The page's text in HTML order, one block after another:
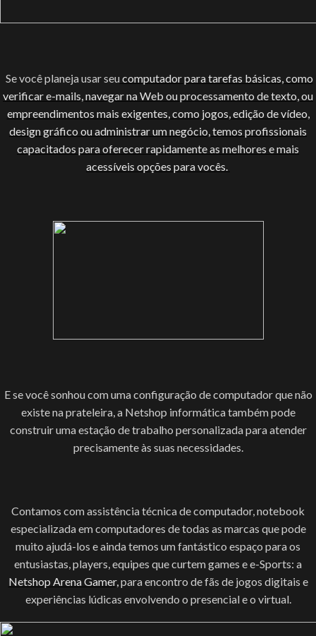
Se você planeja usar seucomputador para tarefas básicas, como
verificar e-mails, navegar na Web ou processamento de texto, ou
empreendimentos mais exigentes, como jogos, edição de vídeo,
design gráfico ou administrar um negócio, temos profissionais
capacitados para oferecer rapidamente as melhores e mais
acessíveis opções para vocês.
E se você sonhou com uma configuração de computador que não
existe na prateleira, a Netshop informática também pode
construir uma estação de trabalho personalizada para atender
precisamente às suas necessidades.
Contamos com assistência técnica de computador, notebook
especializada em computadores de todas as marcas que pode
muito ajudá-los e ainda temos um fantástico espaço para os
entusiastas, players, equipes que curtem games e e-Sports: a
Netshop Arena Gamer, para encontro de fãs de jogos digitais e
experiências lúdicas envolvendo o presencial e o virtual.